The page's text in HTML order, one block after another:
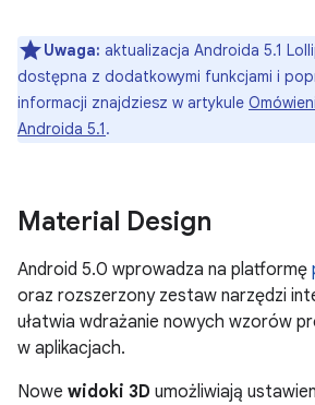
Uwaga: aktualizacja Androida 5.1
dostępna z dodatkowymi funkcjami i
informacji znajdziesz w artykule
Androida 5.1.
Material Design
Android 5.0 wprowadza na platformę
oraz rozszerzony zestaw narzędzi
ułatwia wdrażanie nowych wzorów
w aplikacjach.
Nowe widoki 3D umożliwiają